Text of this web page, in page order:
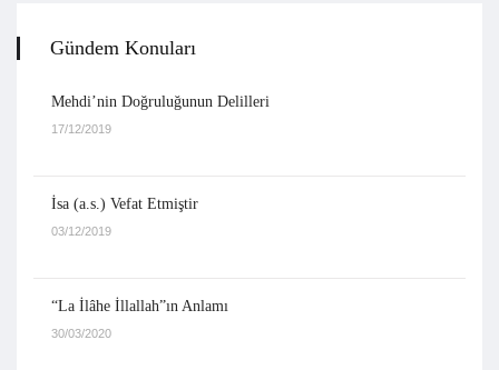
Gündem Konuları
Mehdi’nin Doğruluğunun Delilleri
17/12/2019
İsa (a.s.) Vefat Etmiştir
03/12/2019
“La İlâhe İllallah”ın Anlamı
30/03/2020